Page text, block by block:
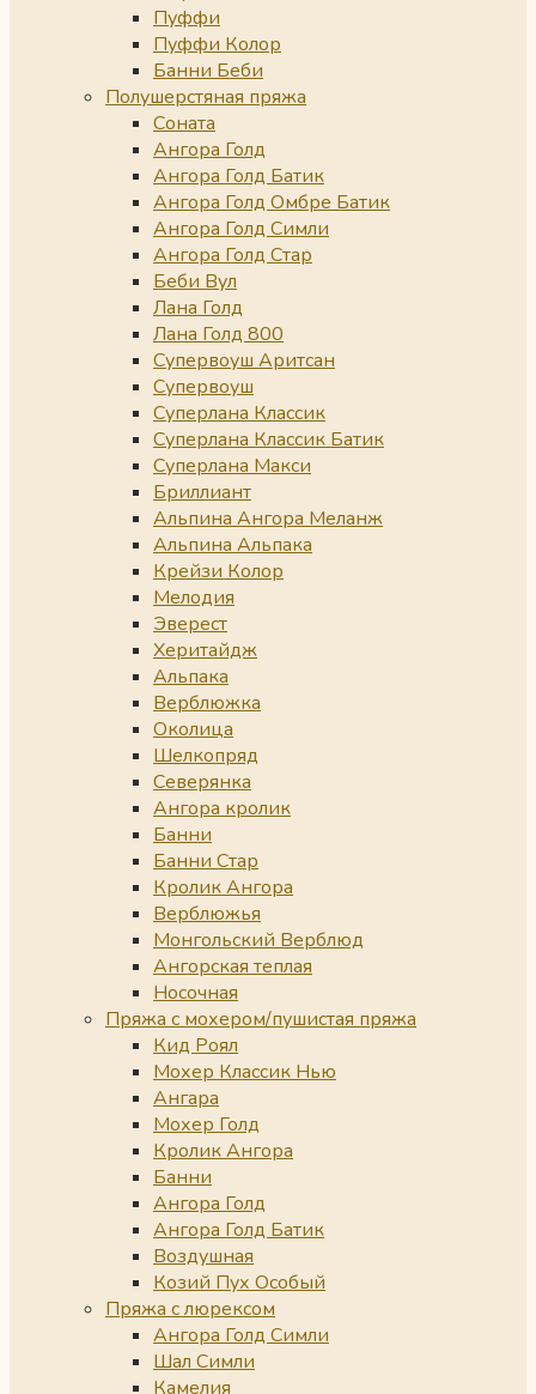
Пуффи
Пуффи Колор
Банни Беби
Полушерстяная пряжа
Соната
Ангора Голд
Ангора Голд Батик
Ангора Голд Омбре Батик
Ангора Голд Симли
Ангора Голд Стар
Беби Вул
Лана Голд
Лана Голд 800
Супервоуш Аритсан
Супервоуш
Суперлана Классик
Суперлана Классик Батик
Суперлана Макси
Бриллиант
Альпина Ангора Меланж
Альпина Альпака
Крейзи Колор
Мелодия
Эверест
Херитайдж
Альпака
Верблюжка
Околица
Шелкопряд
Северянка
Ангора кролик
Банни
Банни Стар
Кролик Ангора
Верблюжья
Монгольский Верблюд
Ангорская теплая
Носочная
Пряжа с мохером/пушистая пряжа
Кид Роял
Мохер Классик Нью
Ангара
Мохер Голд
Кролик Ангора
Банни
Ангора Голд
Ангора Голд Батик
Воздушная
Козий Пух Особый
Пряжа с люрексом
Ангора Голд Симли
Шал Симли
Камелия